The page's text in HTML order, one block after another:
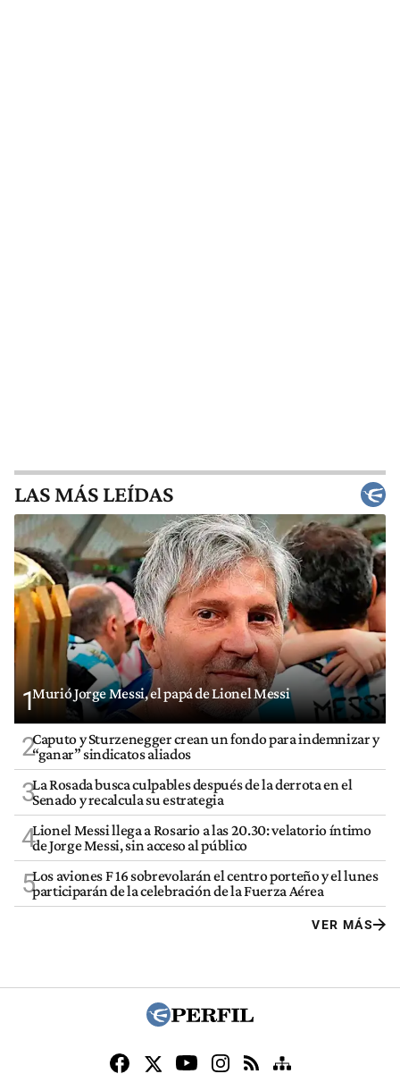
LAS MÁS LEÍDAS
1Murió Jorge Messi, el papá de Lionel Messi
2Caputo y Sturzenegger crean un fondo para indemnizar y
“ganar” sindicatos aliados
3La Rosada busca culpables después de la derrota en el
Senado y recalcula su estrategia
4Lionel Messi llega a Rosario a las 20.30: velatorio íntimo
de Jorge Messi, sin acceso al público
5Los aviones F 16 sobrevolarán el centro porteño y el lunes
participarán de la celebración de la Fuerza Aérea
VER MÁS